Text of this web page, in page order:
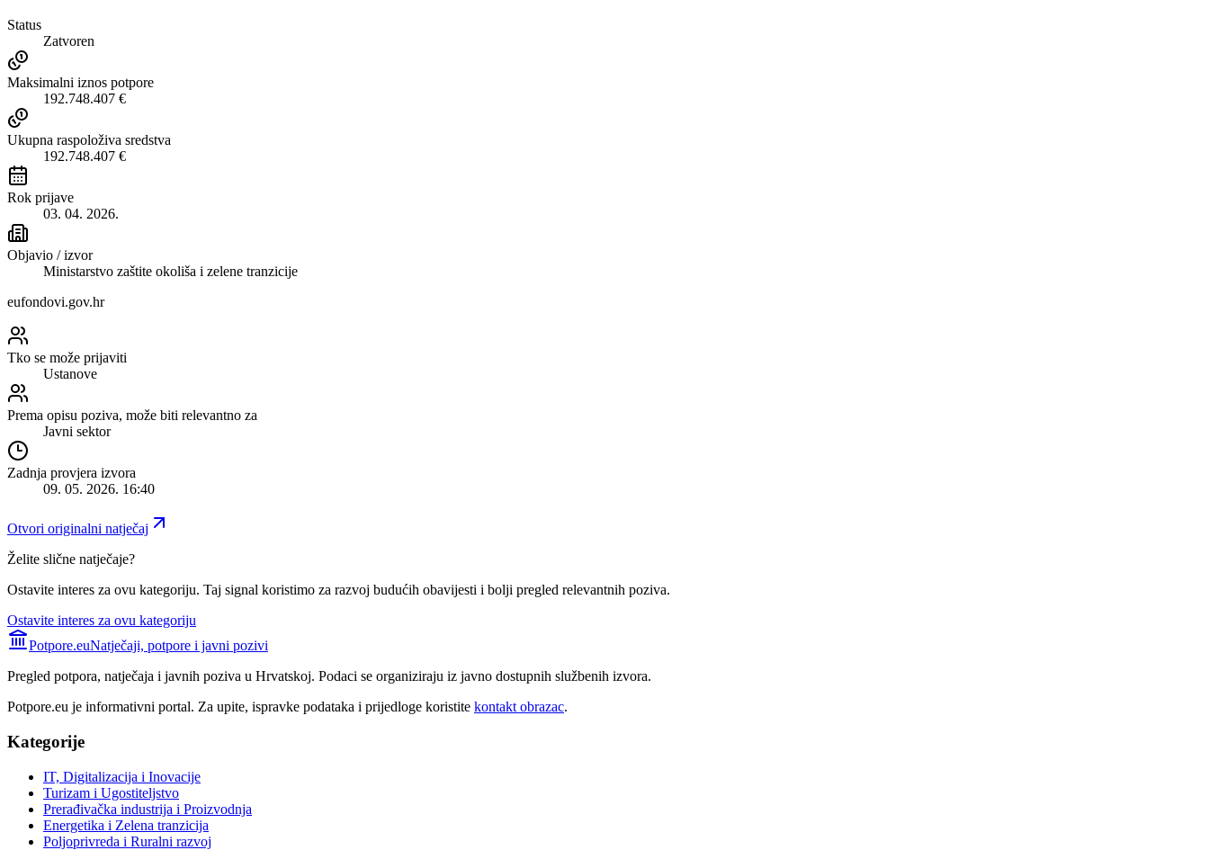
Status
Zatvoren
Maksimalni iznos potpore
192.748.407 €
Ukupna raspoloživa sredstva
192.748.407 €
Rok prijave
03. 04. 2026.
Objavio / izvor
Ministarstvo zaštite okoliša i zelene tranzicije
eufondovi.gov.hr
Tko se može prijaviti
Ustanove
Prema opisu poziva, može biti relevantno za
Javni sektor
Zadnja provjera izvora
09. 05. 2026. 16:40
Otvori originalni natječaj
Želite slične natječaje?
Ostavite interes za ovu kategoriju. Taj signal koristimo za razvoj budućih obavijesti i bolji pregled relevantnih poziva.
Ostavite interes za ovu kategoriju
Potpore.euNatječaji, potpore i javni pozivi
Pregled potpora, natječaja i javnih poziva u Hrvatskoj. Podaci se organiziraju iz javno dostupnih službenih izvora.
Potpore.eu je informativni portal. Za upite, ispravke podataka i prijedloge koristite kontakt obrazac.
Kategorije
IT, Digitalizacija i Inovacije
Turizam i Ugostiteljstvo
Prerađivačka industrija i Proizvodnja
Energetika i Zelena tranzicija
Poljoprivreda i Ruralni razvoj